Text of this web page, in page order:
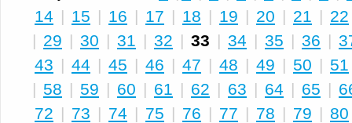
14 | 15 | 16 | 17 | 18 | 19 | 20 | 21 | 22
| 29 | 30 | 31 | 32 | 33 | 34 | 35 | 36 |
43 | 44 | 45 | 46 | 47 | 48 | 49 | 50 | 51
| 58 | 59 | 60 | 61 | 62 | 63 | 64 | 65 |
72 | 73 | 74 | 75 | 76 | 77 | 78 | 79 | 80